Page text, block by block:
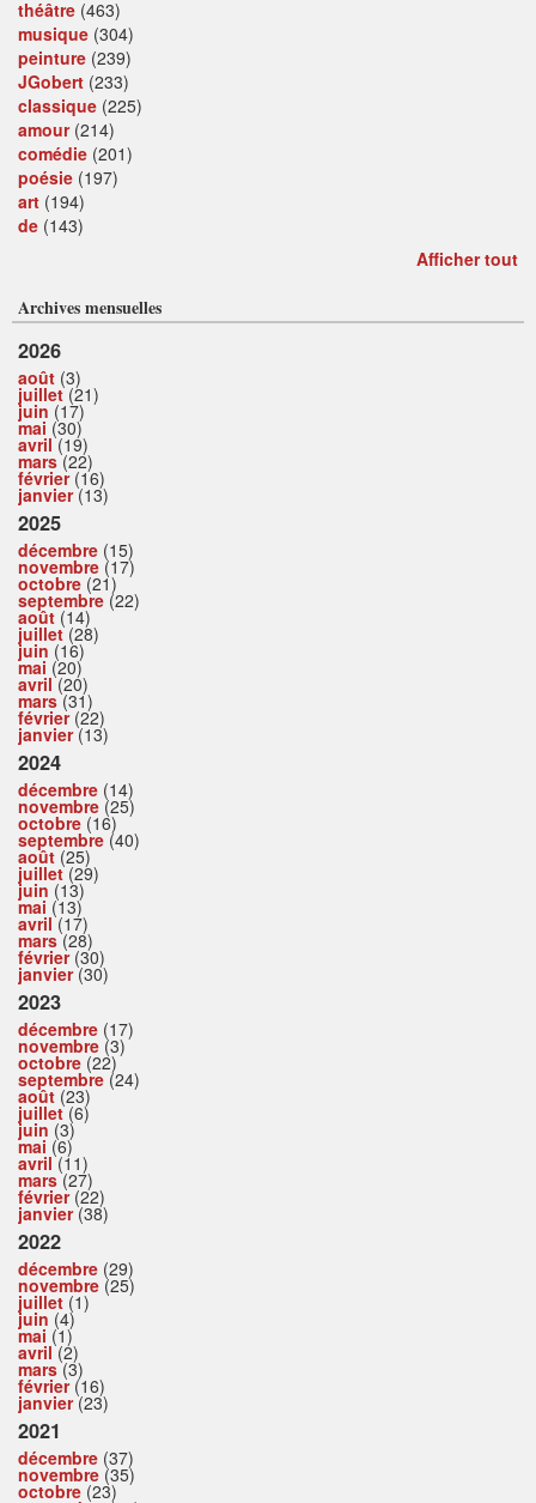
théâtre (463)
musique (304)
peinture (239)
JGobert (233)
classique (225)
amour(214)
comédie (201)
poésie (197)
art (194)
de (143)
Afficher tout
Archives mensuelles
2026
août (3)
juillet(21)
juin (17)
mai (30)
avril(19)
mars(22)
février(16)
janvier(13)
2025
décembre (15)
novembre (17)
octobre (21)
septembre (22)
août (14)
juillet(28)
juin (16)
mai (20)
avril(20)
mars(31)
février(22)
janvier(13)
2024
décembre (14)
novembre (25)
octobre (16)
septembre (40)
août (25)
juillet(29)
juin (13)
mai (13)
avril(17)
mars(28)
février(30)
janvier(30)
2023
décembre (17)
novembre (3)
octobre (22)
septembre (24)
août (23)
juillet(6)
juin (3)
mai (6)
avril(11)
mars(27)
février(22)
janvier(38)
2022
décembre (29)
novembre (25)
juillet (1)
juin (4)
mai (1)
avril(2)
mars(3)
février(16)
janvier(23)
2021
décembre (37)
novembre (35)
octobre (23)